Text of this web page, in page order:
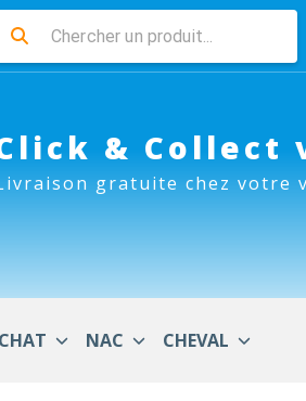
& Collect
gratuite chez votre
CHAT NAC CHEVAL